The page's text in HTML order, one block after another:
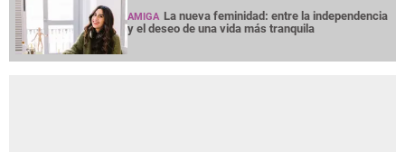
AMIGA La nueva feminidad: entre la independencia
y el deseo de una vida más tranquila